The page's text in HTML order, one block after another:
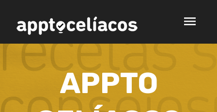
menu
APPTO